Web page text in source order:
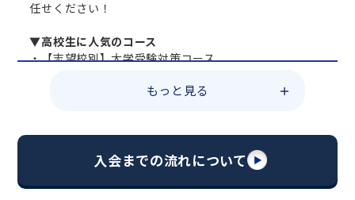
任せください！
▼高校生に人気のコース
・【志望校別】大学受験対策コース
・総合型選抜直前対策コース
・【志望校別】公立・私立高校受験対策コース
もっと見る
入会までの流れについて